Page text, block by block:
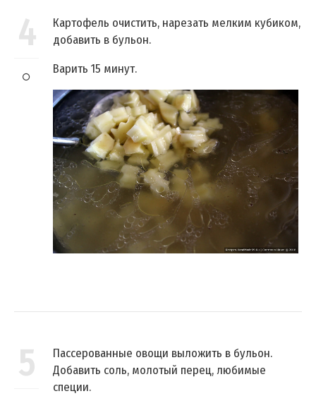
4
Картофель очистить, нарезать мелким кубиком,
добавить в бульон.
Варить 15 минут.
5
Пассерованные овощи выложить в бульон.
Добавить соль, молотый перец, любимые
специи.